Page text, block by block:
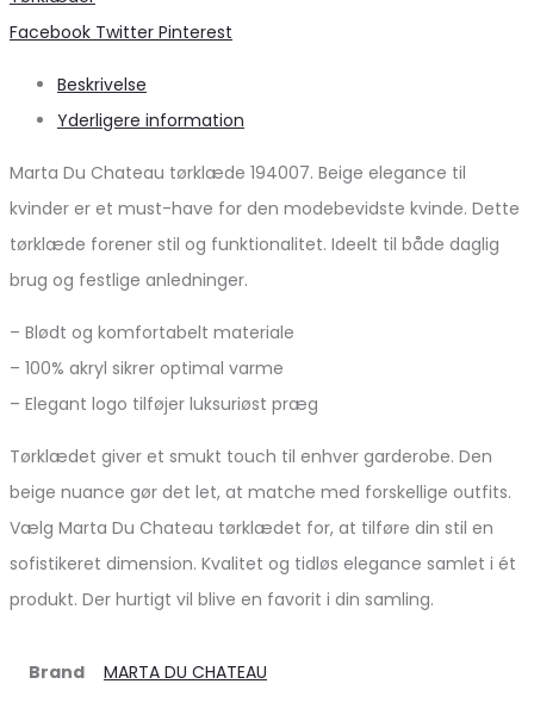
Share
Facebook Twitter Pinterest
Beskrivelse
Yderligere information
Marta Du Chateau tørklæde 194007. Beige elegance til
kvinder er et must-have for den modebevidste kvinde. Dette
tørklæde forener stil og funktionalitet. Ideelt til både daglig
brug og festlige anledninger.
– Blødt og komfortabelt materiale
– 100% akryl sikrer optimal varme
– Elegant logo tilføjer luksuriøst præg
Tørklædet giver et smukt touch til enhver garderobe. Den
beige nuance gør det let, at matche med forskellige outfits.
Vælg Marta Du Chateau tørklædet for, at tilføre din stil en
sofistikeret dimension. Kvalitet og tidløs elegance samlet i ét
produkt. Der hurtigt vil blive en favorit i din samling.
Brand MARTA DU CHATEAU